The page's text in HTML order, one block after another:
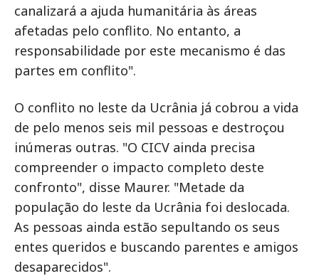
canalizará a ajuda humanitária às áreas
afetadas pelo conflito. No entanto, a
responsabilidade por este mecanismo é das
partes em conflito".
O conflito no leste da Ucrânia já cobrou a vida
de pelo menos seis mil pessoas e destroçou
inúmeras outras. "O CICV ainda precisa
compreender o impacto completo deste
confronto", disse Maurer. "Metade da
população do leste da Ucrânia foi deslocada.
As pessoas ainda estão sepultando os seus
entes queridos e buscando parentes e amigos
desaparecidos".